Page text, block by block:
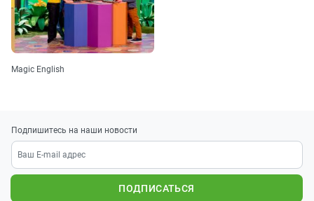
Magic English
Подпишитесь на наши новости
ПОДПИСАТЬСЯ